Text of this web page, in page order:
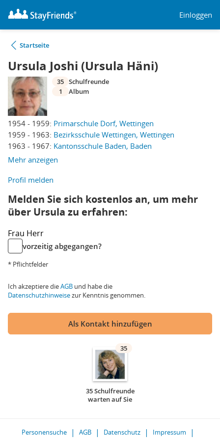
Einloggen
Startseite
Ursula Joshi (Ursula Häni)
1954 - 1959: Primarschule Dorf, Wettingen
1959 - 1963: Bezirksschule Wettingen, Wettingen
1963 - 1967: Kantonsschule Baden, Baden
Mehr anzeigen
35 Schulfreunde
1
Album
Profil melden
Melden Sie sich kostenlos an, um mehr
über Ursula zu erfahren:
Frau Herr
vorzeitig abgegangen?
* Pflichtfelder
Ich akzeptiere dieAGB und habe die
Datenschutzhinweisezur Kenntnis genommen.
Als Kontakt hinzufügen
35
35 Schulfreunde
warten auf Sie
Personensuche AGB Datenschutz
Impressum